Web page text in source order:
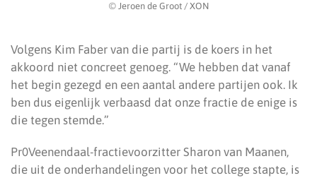
© Jeroen de Groot / XON
Volgens Kim Faber van die partij is de koers in het
akkoord niet concreet genoeg. “We hebben dat vanaf
het begin gezegd en een aantal andere partijen ook. Ik
ben dus eigenlijk verbaasd dat onze fractie de enige is
die tegen stemde.”
Pr0Veenendaal-fractievoorzitter Sharon van Maanen,
die uit de onderhandelingen voor het college stapte, is